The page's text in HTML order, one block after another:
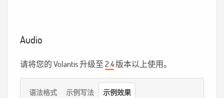
Audio
请将您的 Volantis 升级至2.4版本以上使用。
语法格式 示例写法 示例效果